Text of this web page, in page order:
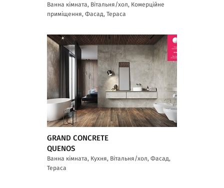
Ванна кімната, Вітальня/хол, Комерційне
приміщення, Фасад, Тераса
GRAND CONCRETE
QUENOS
Ванна кімната, Кухня, Вітальня/хол, Фасад,
Тераса